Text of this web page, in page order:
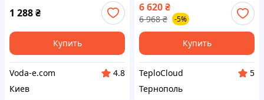
откачки септиков
1 288₴
Купить
Voda-e.com
4.8
Киев
канализации и септиков,
напор 15м
6 620₴
6 968 ₴ -5%
Купить
TeploCloud
5
Тернополь